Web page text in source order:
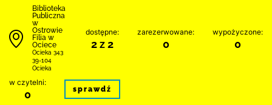
Biblioteka
Publiczna
w
Ostrowie
Filia w
Ociece
Ocieka 343
39-104
Ocieka
dostępne:
2 z 2
zarezerwowane:
0
wypożyczone:
0
w czytelni:
0 sprawdź